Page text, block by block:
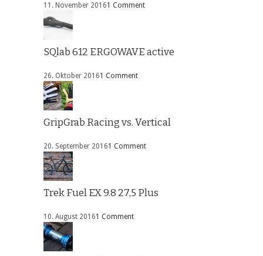
11. November 20161 Comment
SQlab 612 ERGOWAVE active
26. Oktober 20161 Comment
GripGrab Racing vs. Vertical
20. September 20161 Comment
Trek Fuel EX 9.8 27,5 Plus
10. August 20161 Comment